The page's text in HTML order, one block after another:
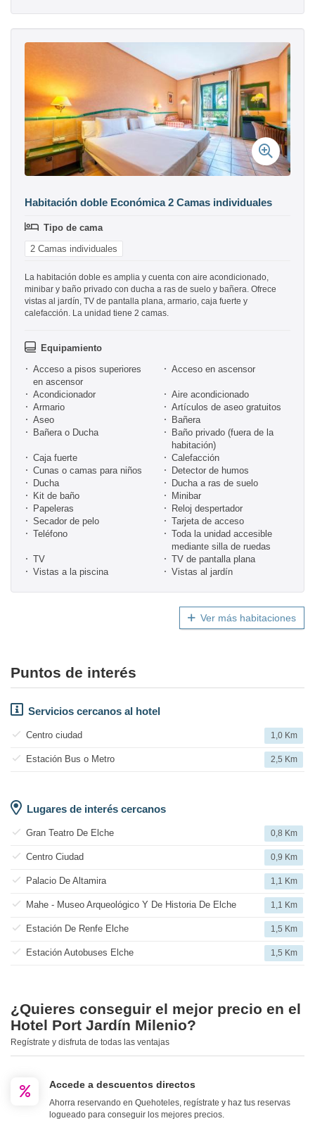
Habitación doble Económica 2 Camas individuales
Tipo de cama
2 Camas individuales
La habitación doble es amplia y cuenta con aire acondicionado,
minibar y baño privado con ducha a ras de suelo y bañera. Ofrece
vistas al jardín, TV de pantalla plana, armario, caja fuerte y
calefacción. La unidad tiene 2 camas.
Equipamiento
Acceso a pisos superiores
en ascensor
Acceso en ascensor
Acondicionador
Aire acondicionado
Armario
Artículos de aseo gratuitos
Aseo
Bañera
Bañera o Ducha
Baño privado (fuera de la
habitación)
Caja fuerte
Calefacción
Cunas o camas para niños
Detector de humos
Ducha
Ducha a ras de suelo
Kit de baño
Minibar
Papeleras
Reloj despertador
Secador de pelo
Tarjeta de acceso
Teléfono
Toda la unidad accesible
mediante silla de ruedas
TV
TV de pantalla plana
Vistas a la piscina
Vistas al jardín
Ver más habitaciones
Puntos de interés
Servicios cercanos al hotel
Centro ciudad 1,0 Km
Estación Bus o Metro 2,5 Km
Lugares de interés cercanos
Gran Teatro De Elche 0,8 Km
Centro Ciudad 0,9 Km
Palacio De Altamira 1,1 Km
Mahe - Museo Arqueológico Y De Historia De Elche 1,1 Km
Estación De Renfe Elche 1,5 Km
Estación Autobuses Elche 1,5 Km
¿Quieres conseguir el mejor precio en el
Hotel Port Jardín Milenio?
Regístrate y disfruta de todas las ventajas
Accede a descuentos directos
Ahorra reservando en Quehoteles, regístrate y haz tus reservas
logueado para conseguir los mejores precios.